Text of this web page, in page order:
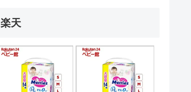
楽天